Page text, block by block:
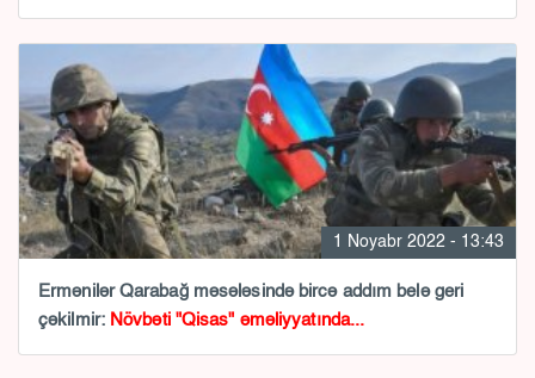
1 Noyabr 2022 - 13:43
Ermənilər Qarabağ məsələsində bircə addım belə geri
çəkilmir: Növbəti "Qisas" əməliyyatında...